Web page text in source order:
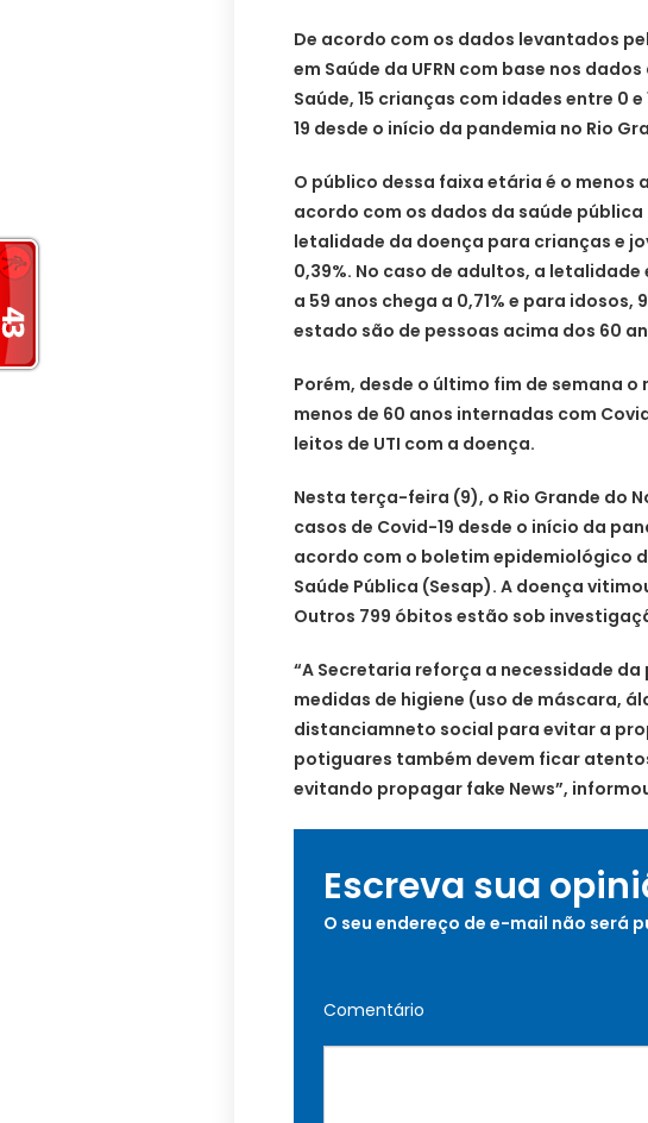
De acordo com os dados levantados
em Saúde da UFRN com base nos
Saúde, 15 crianças com idades entre 0
19 desde o início da pandemia no Rio
O público dessa faixa etária é o menos
acordo com os dados da saúde pública
letalidade da doença para crianças e
0,39%. No caso de adultos, a
a 59 anos chega a 0,71% e para idosos,
estado são de pessoas acima dos 60
Porém, desde o último fim de semana o
menos de 60 anos internadas com
leitos de UTI com a doença.
Nesta terça-feira (9), o Rio Grande do
casos de Covid-19 desde o início da
acordo com o boletim epidemiológico
Saúde Pública (Sesap). A doença
Outros 799 óbitos estão sob
“A Secretaria reforça a necessidade
medidas de higiene (uso de máscara,
distanciamneto social para evitar a
potiguares também devem ficar
evitando propagar fake News”,
Escreva sua
O seu endereço de e-mail não será
Comentário